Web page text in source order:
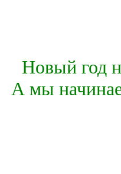
Новый год
А мы